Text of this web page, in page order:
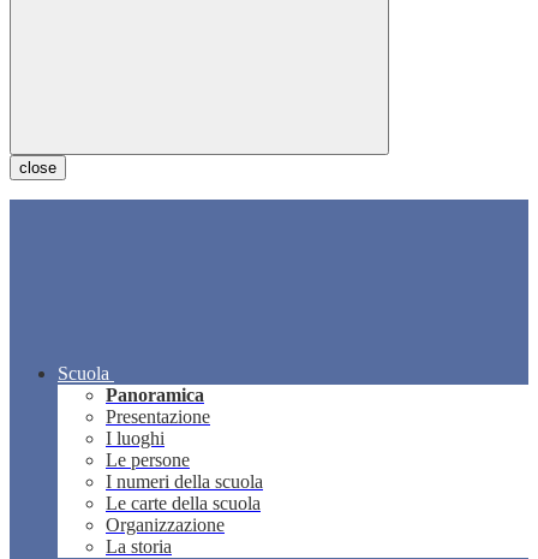
close
Scuola
Panoramica
Presentazione
I luoghi
Le persone
I numeri della scuola
Le carte della scuola
Organizzazione
La storia